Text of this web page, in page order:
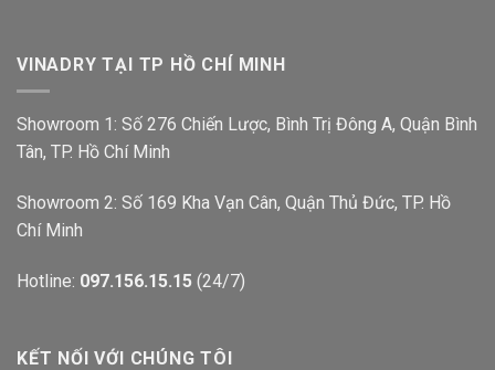
VINADRY TẠI TP HỒ CHÍ MINH
Showroom 1: Số 276 Chiến Lược, Bình Trị Đông A, Quận Bình
Tân, TP. Hồ Chí Minh
Showroom 2: Số 169 Kha Vạn Cân, Quận Thủ Đức, TP. Hồ
Chí Minh
Hotline: 097.156.15.15 (24/7)
KẾT NỐI VỚI CHÚNG TÔI